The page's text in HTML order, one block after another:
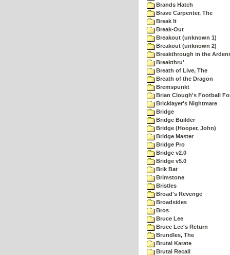
Brands Hatch
Brave Carpenter, The
Break It
Break-Out
Breakout (unknown 1)
Breakout (unknown 2)
Breakthrough in the
Breakthru'
Breath of Live, The
Breath of the Dragon
Bremspunkt
Brian Clough's Football
Bricklayer's Nightmare
Bridge
Bridge Builder
Bridge (Hooper, John)
Bridge Master
Bridge Pro
Bridge v2.0
Bridge v5.0
Brik Bat
Brimstone
Bristles
Broad's Revenge
Broadsides
Bros
Bruce Lee
Bruce Lee's Return
Brundles, The
Brutal Karate
Brutal Recall